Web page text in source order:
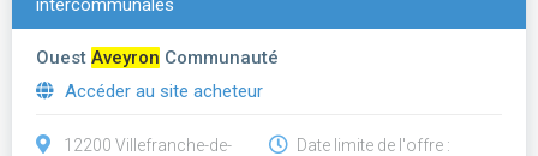
intercommunales
Ouest Aveyron Communauté
Accéder au site acheteur
12200 Villefranche-de-
Date limite de l'offre :